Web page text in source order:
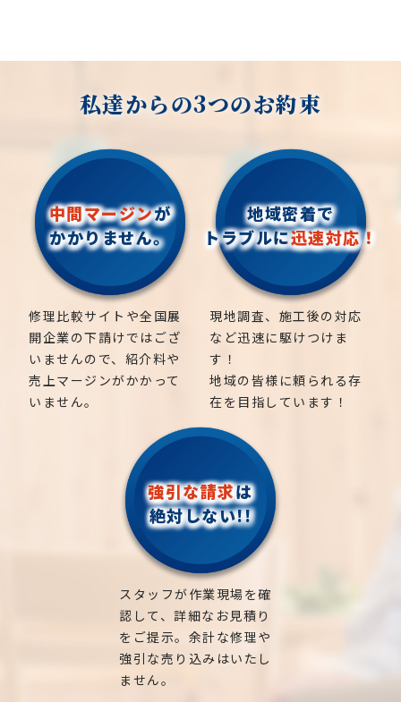
私達からの3つのお約束
中間マージンが
かかりません。
修理比較サイトや全国展
開企業の下請けではござ
いませんので、紹介料や
売上マージンがかかって
いません。
地域密着で
トラブルに迅速対応！
現地調査、施工後の対応
など迅速に駆けつけま
す！
地域の皆様に頼られる存
在を目指しています！
強引な請求は
絶対しない!!
スタッフが作業現場を確
認して、詳細なお見積り
をご提示。余計な修理や
強引な売り込みはいたし
ません。